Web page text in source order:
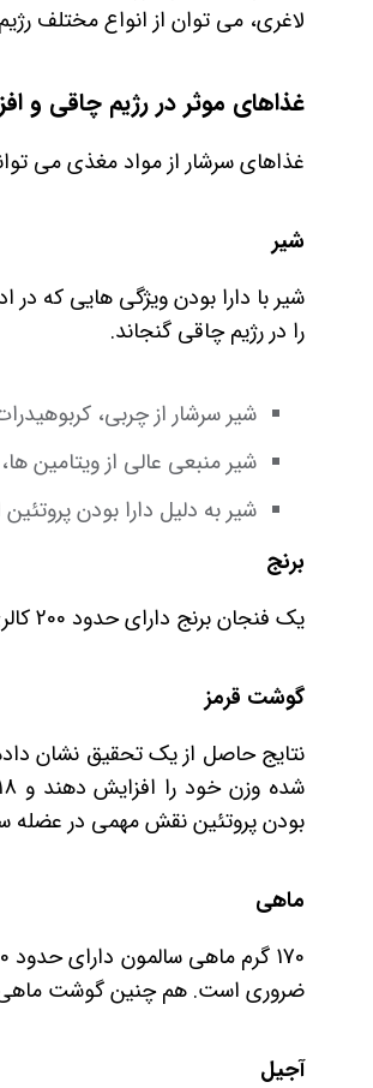
لاغری، می توان از انواع مختلف
غذاهای موثر در رژیم چاقی و
غذاهای سرشار از مواد مغذی می
شیر
شیر با دارا بودن ویژگی هایی که
را در رژیم چاقی گنجاند.
شیر سرشار از چربی،
شیر منبعی عالی از ویتامین
شیر به دلیل دارا بودن
برنج
یک فنجان برنج دارای حدود 200 کالری و منبع غنی از کربوهیدرات است که در افزایش وزن بسیار موثر می باشد.
گوشت قرمز
بودن پروتئین نقش مهمی در عضله
ماهی
ضروری است. هم چنین گوشت ماهی سرشار از
آجیل